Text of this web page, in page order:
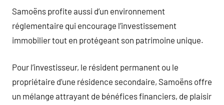
Samoëns profite aussi d’un environnement
réglementaire qui encourage l’investissement
immobilier tout en protégeant son patrimoine unique.
Pour l’investisseur, le résident permanent ou le
propriétaire d’une résidence secondaire, Samoëns offre
un mélange attrayant de bénéfices financiers, de plaisir